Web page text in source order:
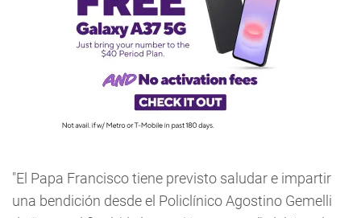
"El Papa Francisco tiene previsto saludar e impartir
una bendición desde el Policlínico Agostino Gemelli